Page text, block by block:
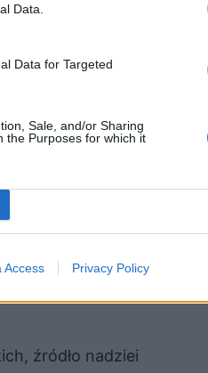
Data.
Data for Targeted
Sale, and/or Sharing
the Purposes for which it
Access Privacy Policy
dotknięte
czasie
się opanować
Oranu przeczucie,
jednak wydłużały
i współpraca
by zdrowi mogli
Historia
ludzi, którzy
źródło nadziei